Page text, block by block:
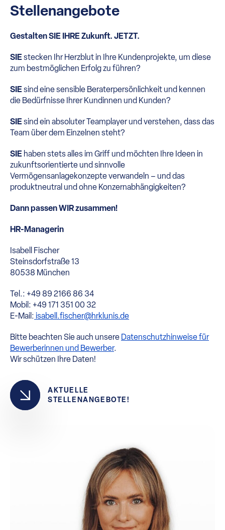
Stellenangebote
Gestalten SIE IHRE Zukunft. JETZT.
SIEstecken Ihr Herzblut in Ihre Kundenprojekte, um diese
zum bestmöglichen Erfolg zu führen?
SIEsind eine sensible Beraterpersönlichkeit und kennen
die Bedürfnisse Ihrer Kundinnen und Kunden?
SIEsind ein absoluter Teamplayer und verstehen, dass das
Team über dem Einzelnen steht?
SIE haben stets alles im Griff und möchten Ihre Ideen in
zukunftsorientierte und sinnvolle
Vermögensanlagekonzepte verwandeln – und das
produktneutral und ohne Konzernabhängigkeiten?
Dann passen WIR zusammen!
HR-Managerin
Isabell Fischer
Steinsdorfstraße 13
80538 München
Tel.: +49 89 2166 86 34
Mobil: +49 171 351 00 32
E-Mail: isabell.fischer@hrklunis.de
Bitte beachten Sie auch unsere Datenschutzhinweise für
Bewerberinnen und Bewerber.
Wir schützen Ihre Daten!
AKTUELLE
STELLENANGEBOTE!